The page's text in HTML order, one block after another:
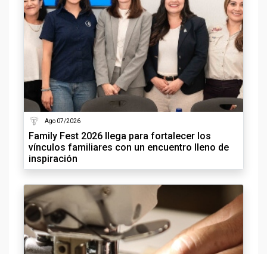
Ago 07/2026
Family Fest 2026 llega para fortalecer los
vínculos familiares con un encuentro lleno de
inspiración